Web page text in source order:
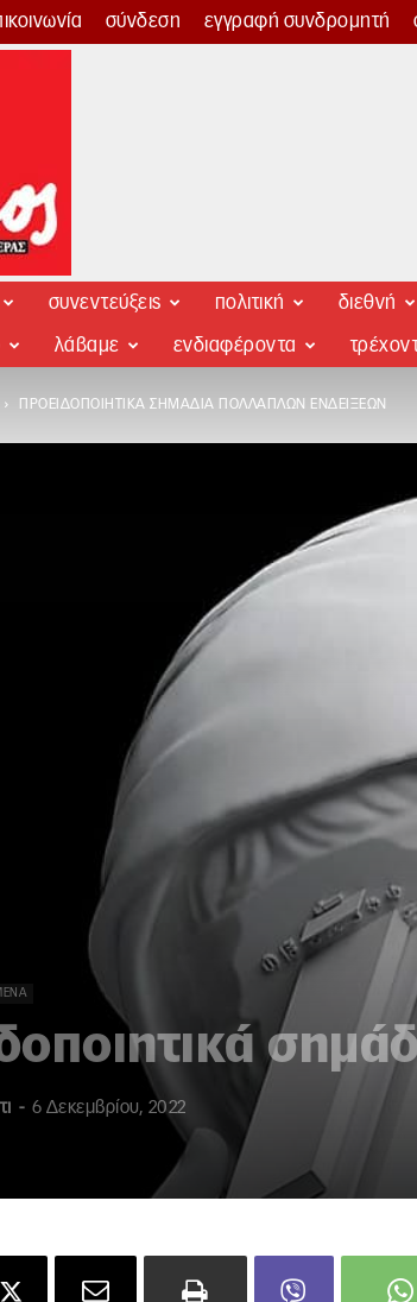
σύνδεση εγγραφή συνδρομητή
συνεντεύξεις πολιτική διεθνή
λάβαμε ενδιαφέροντα
ΠΡΟΕΙΔΟΠΟΙΗΤΙΚΆ ΣΗΜΆΔΙΑ ΠΟΛΛΑΠΛΏΝ ΕΝΔΕΊΞΕΩΝ
- 6 Δεκεμβρίου, 2022